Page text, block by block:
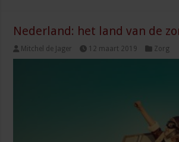
Nederland: het land van de
Mitchel de Jager 12 maart 2019 Zorg